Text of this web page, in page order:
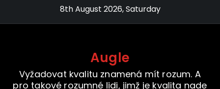
8th August 2026, Saturday
Augle
Vyžadovat kvalitu znamená mít rozum. A
pro takové rozumné lidi, jimž je kvalita nade